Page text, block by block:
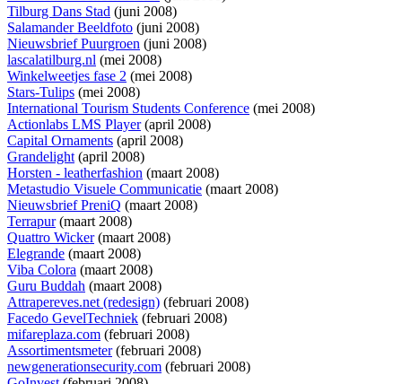
Tilburg Dans Stad (juni 2008)
Salamander Beeldfoto (juni 2008)
Nieuwsbrief Puurgroen (juni 2008)
lascalatilburg.nl (mei 2008)
Winkelweetjes fase 2 (mei 2008)
Stars-Tulips (mei 2008)
International Tourism Students Conference (mei 2008)
Actionlabs LMS Player(april 2008)
Capital Ornaments (april 2008)
Grandelight(april 2008)
Horsten - leatherfashion (maart 2008)
Metastudio Visuele Communicatie (maart 2008)
Nieuwsbrief PreniQ (maart 2008)
Terrapur(maart 2008)
Quattro Wicker(maart 2008)
Elegrande (maart 2008)
Viba Colora (maart 2008)
Guru Buddah (maart 2008)
Attrapereves.net (redesign) (februari 2008)
Facedo GevelTechniek (februari 2008)
mifareplaza.com (februari 2008)
Assortimentsmeter(februari 2008)
newgenerationsecurity.com (februari 2008)